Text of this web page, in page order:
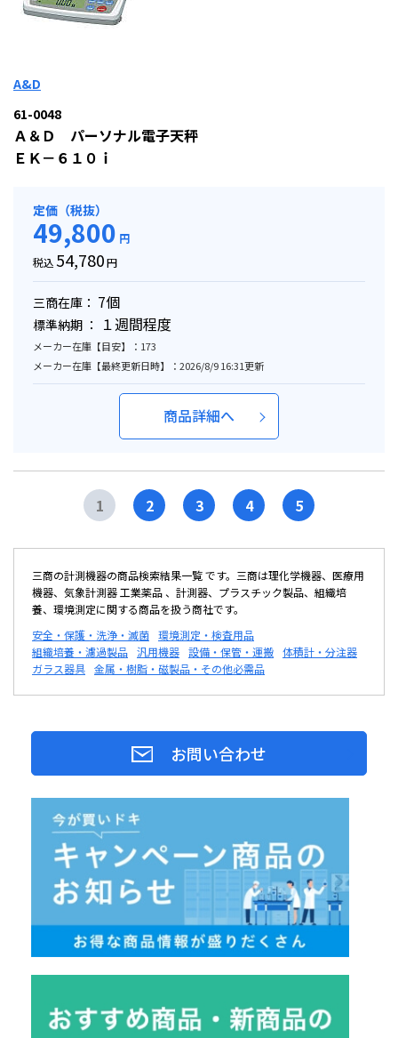
A&D
61-0048
Ａ＆Ｄ パーソナル電子天秤
ＥＫ－６１０ｉ
定価（税抜）
49,800 円
税込 54,780円
三商在庫： 7個
標準納期 ： １週間程度
メーカー在庫【目安】：173
メーカー在庫【最終更新日時】：2026/8/9 16:31更新
商品詳細へ
1 2 3 4 5
三商の計測機器の商品検索結果一覧 です。三商は理化学機器、医療用
機器、気象計測器 工業薬品 、計測器、プラスチック製品、組織培
養、環境測定に関する商品を扱う商社です。
安全・保護・洗浄・滅菌 環境測定・検査用品
組織培養・濾過製品 汎用機器 設備・保管・運搬 体積計・分注器
ガラス器具 金属・樹脂・磁製品・その他必需品
お問い合わせ